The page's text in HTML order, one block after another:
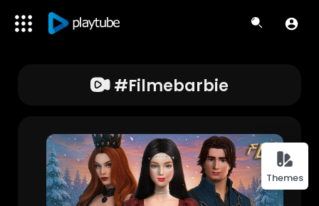
Themes
#filmebarbie